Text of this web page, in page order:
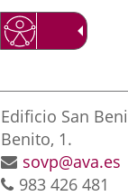
Dirección
postal
Edificio San
Benito, 1.
Dirección
de
sovp@ava.es
Teléfonos
983 426 481